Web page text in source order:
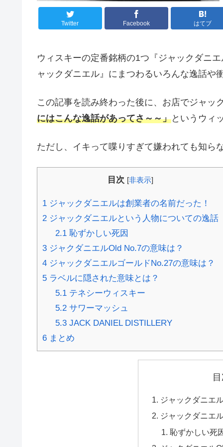
Twitter Facebook はてブ
ウィスキーの定番銘柄の1つ『ジャックダニ
ャックダニエル』にまつわるいろんな逸話や
この記事を読み終わった後に、お店でジャッ
にはこんな逸話があってさ～～」というウィ
ただし、イキって喋りすぎて嫌われても知ら
目次 [非表示]
1 ジャックダニエルは創業者の名前だった！
2 ジャックダニエルという人物についての逸話
2.1恥ずかしい死因
3 ジャクダニエルOld No.7の意味は？
4 ジャックダニエルゴールドNo.27の意味は？
5 ラベルに隠された意味とは？
5.1テネシーウィスキー
5.2サワーマッシュ
5.3JACK DANIEL DISTILLERY
6 まとめ
ジャックダニエ
ジャックダニエ
恥ずかしい死